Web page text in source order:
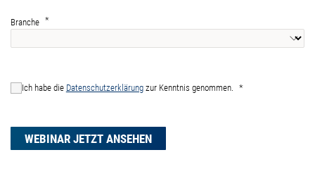
Branche
Ich habe die Datenschutzerklärungzur Kenntnis genommen.
WEBINAR JETZT ANSEHEN